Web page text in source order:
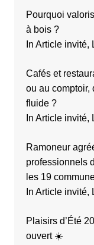
Pourquoi
à bois ?
In Article
Cafés et
ou au comptoir,
fluide ?
In Article invité,
Ramoneur
professionnels
les 19
In Article invité,
Plaisirs d’Été
ouvert ☀️